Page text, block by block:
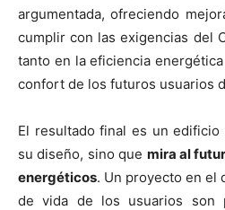
argumentada, ofreciendo
cumplir con las exigencias del
tanto en la eficiencia
confort de los futuros usuarios
El resultado final es un
su diseño, sino que mira al
energéticos. Un proyecto en el
de vida de los usuarios son